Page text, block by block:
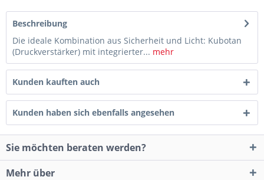
Beschreibung
Die ideale Kombination aus Sicherheit und Licht: Kubotan
(Druckverstärker) mit integrierter... mehr
Kunden kauften auch
Kunden haben sich ebenfalls angesehen
Sie möchten beraten werden?
Mehr über